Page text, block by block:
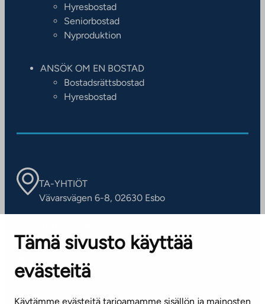
Tämä sivusto käyttää
evästeitä
Käytämme evästeitä tarjoamamme sisällön ja mainosten
Hyresbostad
Seniorbostad
Nyproduktion
ANSÖK OM EN BOSTAD
Bostadsrättsbostad
Hyresbostad
TA-YHTIÖT
Vävarsvägen 6-8, 02630 Esbo
Kontaktinformation
KUNDSERVICE
(vardagar kl. 8–16)